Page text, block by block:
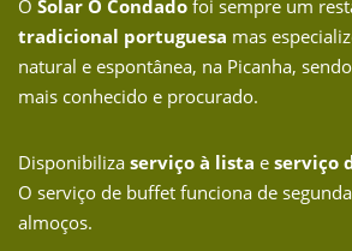
O Solar O Condado foi sempre um
tradicional portuguesa mas
natural e espontânea, na Picanha,
mais conhecido e procurado.
Disponibiliza serviço à lista e serviço
O serviço de buffet funciona de
almoços.